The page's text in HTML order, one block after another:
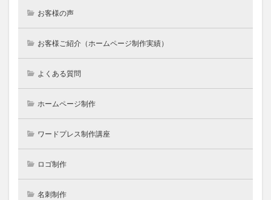
お客様の声
お客様ご紹介（ホームページ制作実績）
よくある質問
ホームページ制作
ワードプレス制作講座
ロゴ制作
名刺制作